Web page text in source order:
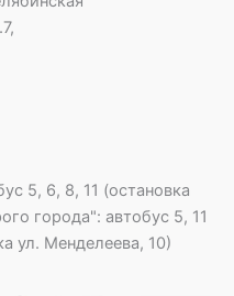
5, 6, 8, 11 (остановка
города": автобус 5, 11
ул. Менделеева, 10)